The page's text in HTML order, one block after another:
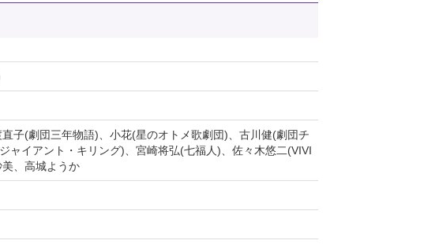
子(劇団三年物語)、小花(星のオトメ歌劇団)、古川健(劇団チ
ャイアント・キリング)、宮崎将弘(七福人)、佐々木悠二(VIVI
、高城ようか